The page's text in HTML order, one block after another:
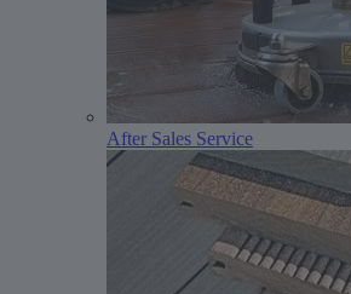
After Sales Service